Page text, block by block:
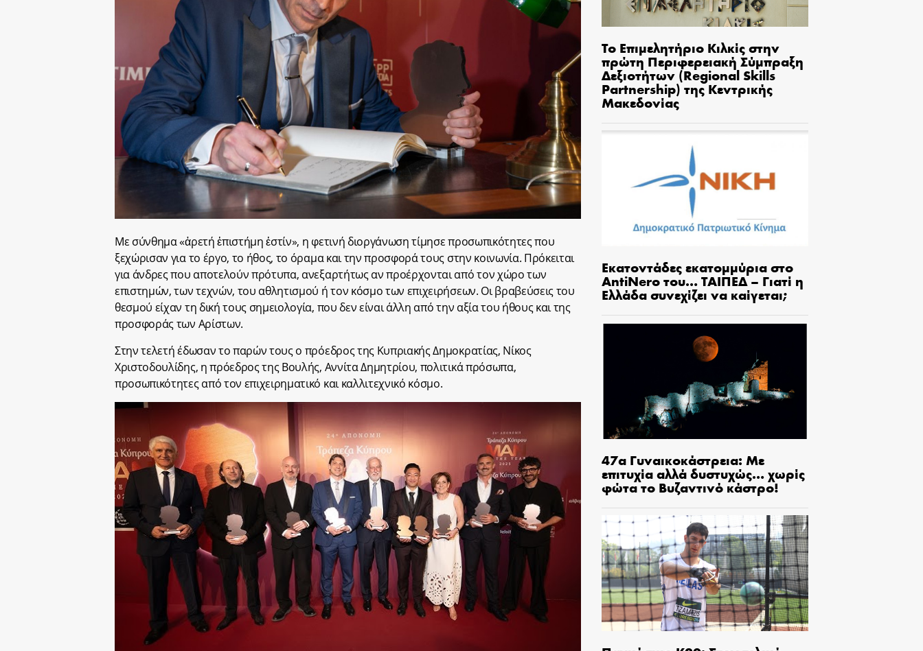
Με σύνθημα «ἀρετή ἐπιστήμη ἐστίν», η φετινή διοργάνωση τίμησε προσωπικότητες που
ξεχώρισαν για το έργο, το ήθος, το όραμα και την προσφορά τους στην κοινωνία. Πρόκειται
για άνδρες που αποτελούν πρότυπα, ανεξαρτήτως αν προέρχονται από τον χώρο των
επιστημών, των τεχνών, του αθλητισμού ή τον κόσμο των επιχειρήσεων. Οι βραβεύσεις του
θεσμού είχαν τη δική τους σημειολογία, που δεν είναι άλλη από την αξία του ήθους και της
προσφοράς των Αρίστων.
Στην τελετή έδωσαν το παρών τους ο πρόεδρος της Κυπριακής Δημοκρατίας, Νίκος
Χριστοδουλίδης, η πρόεδρος της Βουλής, Αννίτα Δημητρίου, πολιτικά πρόσωπα,
προσωπικότητες από τον επιχειρηματικό και καλλιτεχνικό κόσμο.
Το Επιμελητήριο Κιλκίς στην
πρώτη Περιφερειακή Σύμπραξη
Δεξιοτήτων (Regional Skills
Partnership) της Κεντρικής
Μακεδονίας
Εκατοντάδες εκατομμύρια στο
AntiNero του… ΤΑΙΠΕΔ – Γιατί η
Ελλάδα συνεχίζει να καίγεται;
47α Γυναικοκάστρεια: Με
επιτυχία αλλά δυστυχώς… χωρίς
φώτα το Βυζαντινό κάστρο!